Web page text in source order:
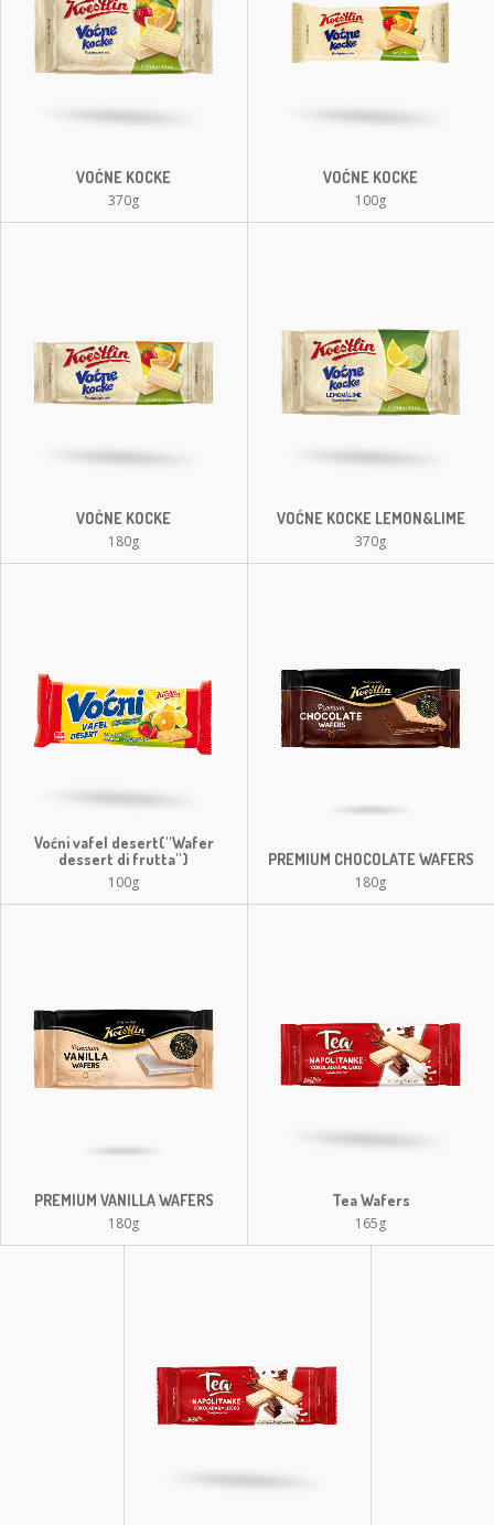
VOĆNE KOCKE
370g
VOĆNE KOCKE
100g
VOĆNE KOCKE
180g
VOĆNE KOCKE LEMON&LIME
370g
Voćni vafel desert(''Wafer
dessert di frutta'')
100g
PREMIUM CHOCOLATE WAFERS
180g
PREMIUM VANILLA WAFERS
180g
Tea Wafers
165g